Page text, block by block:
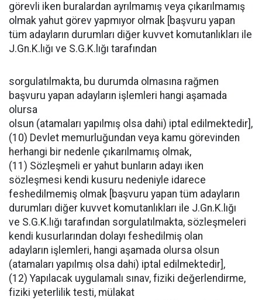
görevli iken buralardan ayrılmamış veya çıkarılmamış
olmak yahut görev yapmıyor olmak [başvuru yapan
tüm adayların durumları diğer kuvvet komutanlıkları ile
J.Gn.K.lığı ve S.G.K.lığı tarafından
sorgulatılmakta, bu durumda olmasına rağmen
başvuru yapan adayların işlemleri hangi aşamada
olursa
olsun (atamaları yapılmış olsa dahi) iptal edilmektedir],
(10) Devlet memurluğundan veya kamu görevinden
herhangi bir nedenle çıkarılmamış olmak,
(11) Sözleşmeli er yahut bunların adayı iken
sözleşmesi kendi kusuru nedeniyle idarece
feshedilmemiş olmak [başvuru yapan tüm adayların
durumları diğer kuvvet komutanlıkları ile J.Gn.K.lığı
ve S.G.K.lığı tarafından sorgulatılmakta, sözleşmeleri
kendi kusurlarından dolayı feshedilmiş olan
adayların işlemleri, hangi aşamada olursa olsun
(atamaları yapılmış olsa dahi) iptal edilmektedir],
(12) Yapılacak uygulamalı sınav, fiziki değerlendirme,
fiziki yeterlilik testi, mülakat